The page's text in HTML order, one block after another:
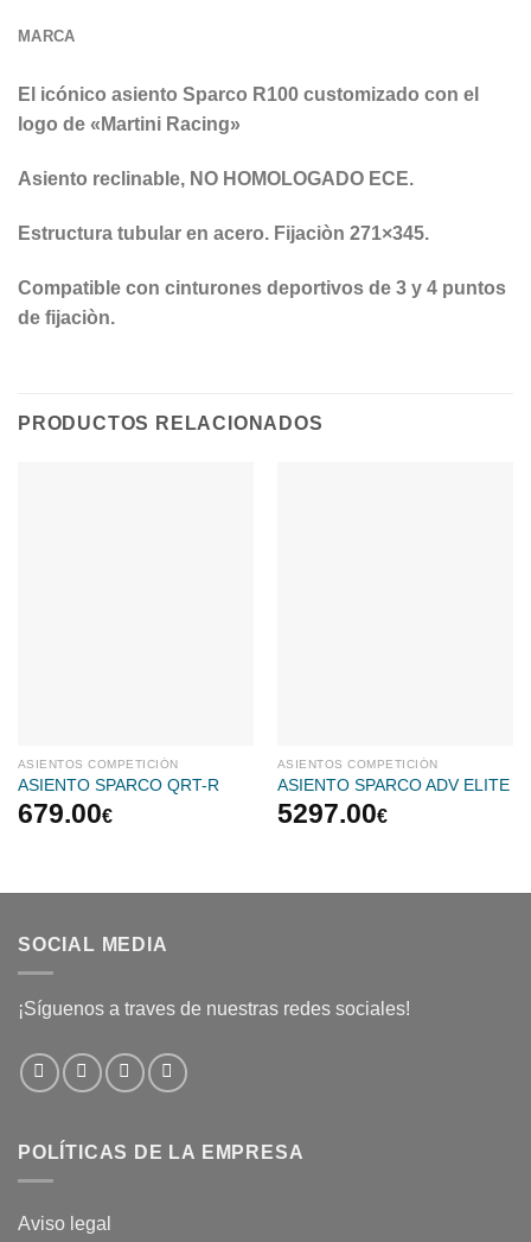
MARCA
El icónico asiento Sparco R100 customizado con el
logo de «Martini Racing»
Asiento reclinable, NO HOMOLOGADO ECE.
Estructura tubular en acero. Fijaciòn 271×345.
Compatible con cinturones deportivos de 3 y 4 puntos
de fijaciòn.
PRODUCTOS RELACIONADOS
ASIENTOS COMPETICIÓN
ASIENTO SPARCO QRT-R
679.00€
ASIENTOS COMPETICIÓN
ASIENTO SPARCO ADV ELITE
5297.00€
SOCIAL MEDIA
¡Síguenos a traves de nuestras redes sociales!
POLÍTICAS DE LA EMPRESA
Aviso legal